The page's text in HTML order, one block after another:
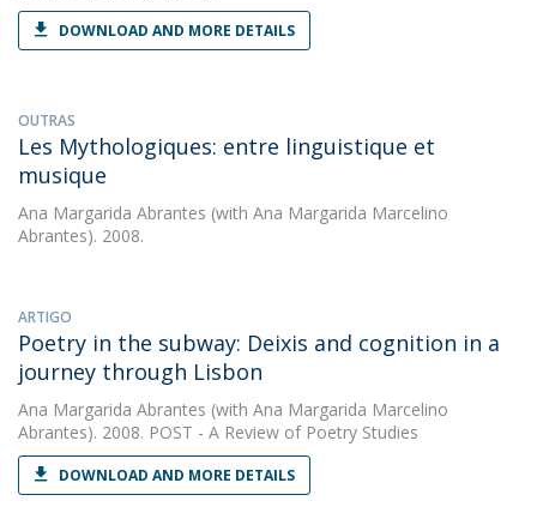
DOWNLOAD AND MORE DETAILS
OUTRAS
Les Mythologiques: entre linguistique et
musique
Ana Margarida Abrantes (with Ana Margarida Marcelino
Abrantes). 2008.
ARTIGO
Poetry in the subway: Deixis and cognition in a
journey through Lisbon
Ana Margarida Abrantes (with Ana Margarida Marcelino
Abrantes). 2008. POST - A Review of Poetry Studies
DOWNLOAD AND MORE DETAILS